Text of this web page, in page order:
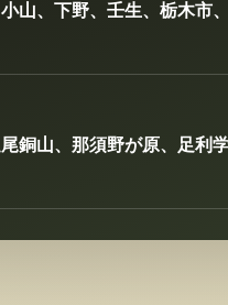
山、下野、壬生、栃木市
銅山、那須野が原、足利